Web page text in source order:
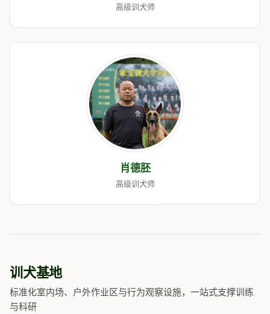
高级训犬师
肖德胚
高级训犬师
训犬基地
标准化室内场、户外作业区与行为观察设施，一站式支撑训练
与科研